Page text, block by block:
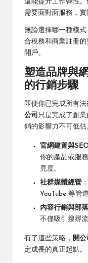
還能提升工作彈性
需要面對面服務，實
無論選擇哪一種模
合稅務和商業註冊
開戶。
塑造品牌與
的行銷步驟
即便你已完成所有
公司 只是完成了創
銷的影響力不可低估
官網建置與
你的產品或服
見度。
社群媒體經營
YouTube 等管
內容行銷與部
不僅吸引搜尋
有了這些策略， 開公
定成長的真正起點。